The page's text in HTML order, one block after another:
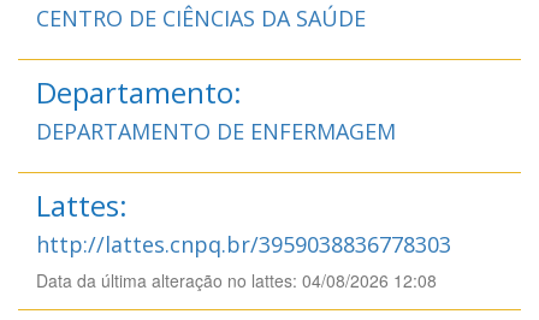
CENTRO DE CIÊNCIAS DA SAÚDE
Departamento:
DEPARTAMENTO DE ENFERMAGEM
Lattes:
http://lattes.cnpq.br/3959038836778303
Data da última alteração no lattes: 04/08/2026 12:08